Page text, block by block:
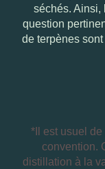
séchés. Ainsi,
question
de terpènes
*Il est usuel
convention.
distillation à la